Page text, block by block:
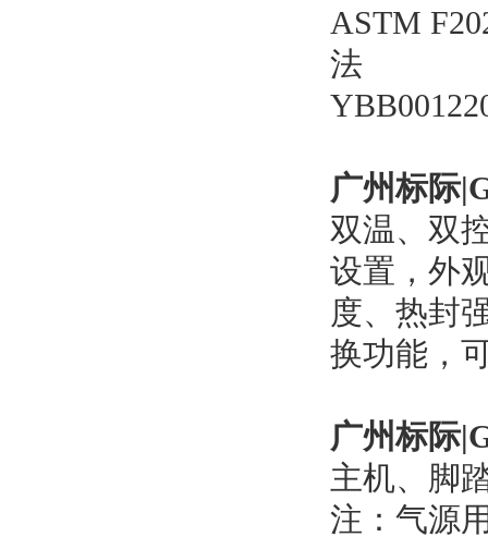
ASTM
法
广州标际
双温、双
设置，外
度、热封
换功能，
广州标际
主机、脚
注：气源